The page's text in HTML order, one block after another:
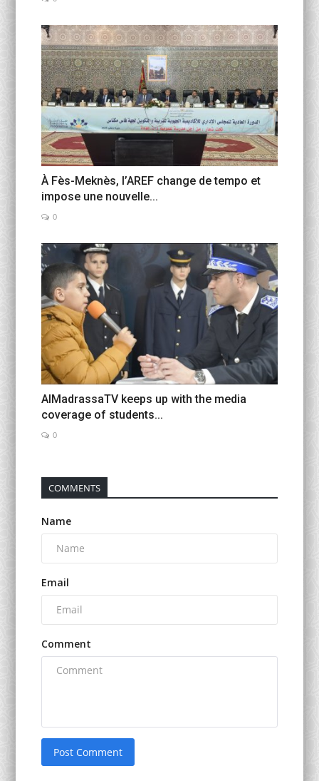
À Fès-Meknès, l’AREF change de tempo et
impose une nouvelle...
0
AlMadrassaTV keeps up with the media
coverage of students...
0
COMMENTS
Name
Email
Comment
Post Comment